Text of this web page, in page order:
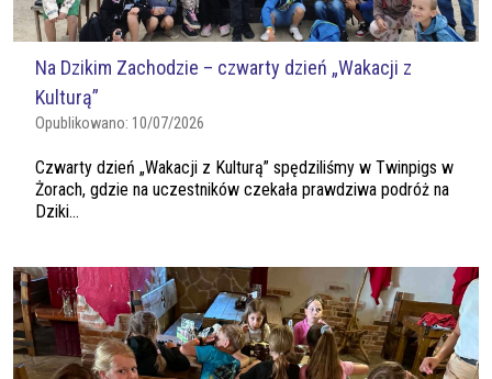
Na Dzikim Zachodzie – czwarty dzień „Wakacji z
Kulturą”
Opublikowano: 10/07/2026
Czwarty dzień „Wakacji z Kulturą” spędziliśmy w Twinpigs w
Żorach, gdzie na uczestników czekała prawdziwa podróż na
Dziki...